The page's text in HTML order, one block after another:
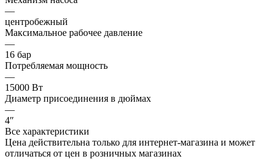
—
центробежный
Максимальное рабочее давление
—
16 бар
Потребляемая мощность
—
15000 Вт
Диаметр присоединения в дюймах
—
4″
Все характеристики
Цена действительна только для интернет-магазина и может
отличаться от цен в розничных магазинах